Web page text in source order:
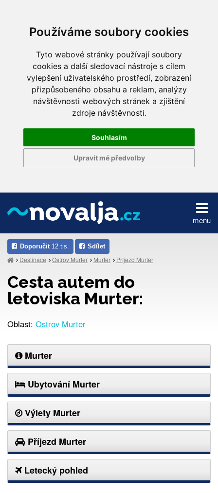
Používáme soubory cookies
Tyto webové stránky používají soubory
cookies a další sledovací nástroje s cílem
vylepšení uživatelského prostředí, zobrazení
přizpůsobeného obsahu a reklam, analýzy
návštěvnosti webových stránek a zjištění
zdroje návštěvnosti.
Souhlasím
Upravit mé předvolby
menu
Doporučit 12 tis. Sdílet
Destinace Ostrov Murter Murter Příjezd Murter
Cesta autem do
letoviska Murter:
Oblast: Ostrov Murter
Murter
Ubytování Murter
Výlety Murter
Příjezd Murter
Letecký pohled